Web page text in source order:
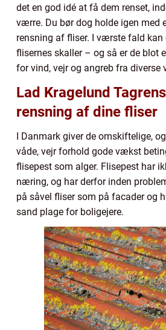
det en god idé at få dem renset,
værre. Du bør dog holde igen med
rensning af fliser. I værste fald
flisernes skaller – og så er de blot
for vind, vejr og angreb fra diverse
Lad Kragelund
rensning af dine fliser
I Danmark giver de omskiftelige,
våde, vejr forhold gode vækst
flisepest som alger. Flisepest har
næring, og har derfor inden
på såvel fliser som på facader og
sand plage for boligejere.